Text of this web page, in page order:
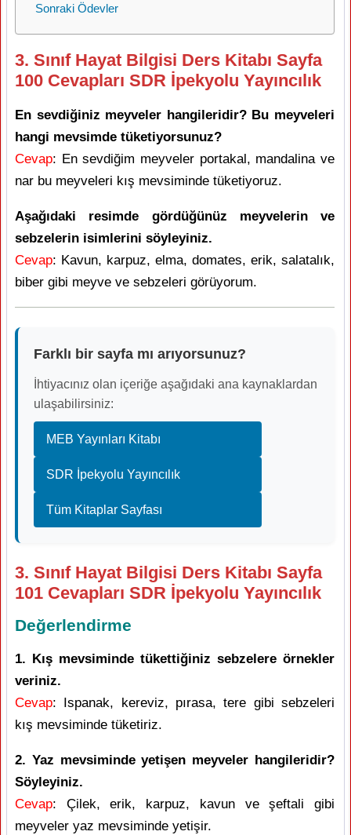
Sonraki Ödevler
3. Sınıf Hayat Bilgisi Ders Kitabı Sayfa
100 Cevapları SDR İpekyolu Yayıncılık
En sevdiğiniz meyveler hangileridir? Bu meyveleri
hangi mevsimde tüketiyorsunuz?
Cevap: En sevdiğim meyveler portakal, mandalina ve
nar bu meyveleri kış mevsiminde tüketiyoruz.
Aşağıdaki resimde gördüğünüz meyvelerin ve
sebzelerin isimlerini söyleyiniz.
Cevap: Kavun, karpuz, elma, domates, erik, salatalık,
biber gibi meyve ve sebzeleri görüyorum.
Farklı bir sayfa mı arıyorsunuz?
İhtiyacınız olan içeriğe aşağıdaki ana kaynaklardan
ulaşabilirsiniz:
MEB Yayınları Kitabı
SDR İpekyolu Yayıncılık
Tüm Kitaplar Sayfası
3. Sınıf Hayat Bilgisi Ders Kitabı Sayfa
101 Cevapları SDR İpekyolu Yayıncılık
Değerlendirme
1. Kış mevsiminde tükettiğiniz sebzelere örnekler
veriniz.
Cevap: Ispanak, kereviz, pırasa, tere gibi sebzeleri
kış mevsiminde tüketiriz.
2. Yaz mevsiminde yetişen meyveler hangileridir?
Söyleyiniz.
Cevap: Çilek, erik, karpuz, kavun ve şeftali gibi
meyveler yaz mevsiminde yetişir.